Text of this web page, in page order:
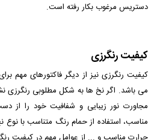
دستریس مرغوب بکار رفته است.
کیفیت رنگرزی
کیفیت رنگرزی نیز از دیگر فاکتورهای مهم
می باشد. اگر نخ ها به شکل مطلوبی رنگرزی
مجاورت نور زیبایی و شفافیت خود را از
مناسب، استفاده از حمام رنگ متناسب با نوع